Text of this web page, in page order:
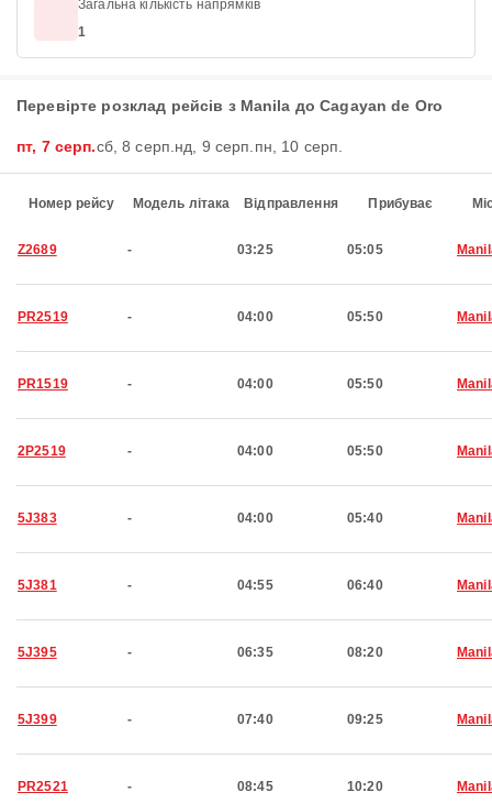
Загальна кількість напрямків
1
Перевірте розклад рейсів з Manila до Cagayan de Oro
пт, 7 серп.сб, 8 серп. нд, 9 серп. пн, 10 серп.
Номер рейсу Модель літака Відправлення Прибуває
Z2689 - 03:25 05:05
PR2519 - 04:00 05:50
PR1519 - 04:00 05:50
2P2519 - 04:00 05:50
5J383 - 04:00 05:40
5J381 - 04:55 06:40
5J395 - 06:35 08:20
5J399 - 07:40 09:25
PR2521 - 08:45 10:20